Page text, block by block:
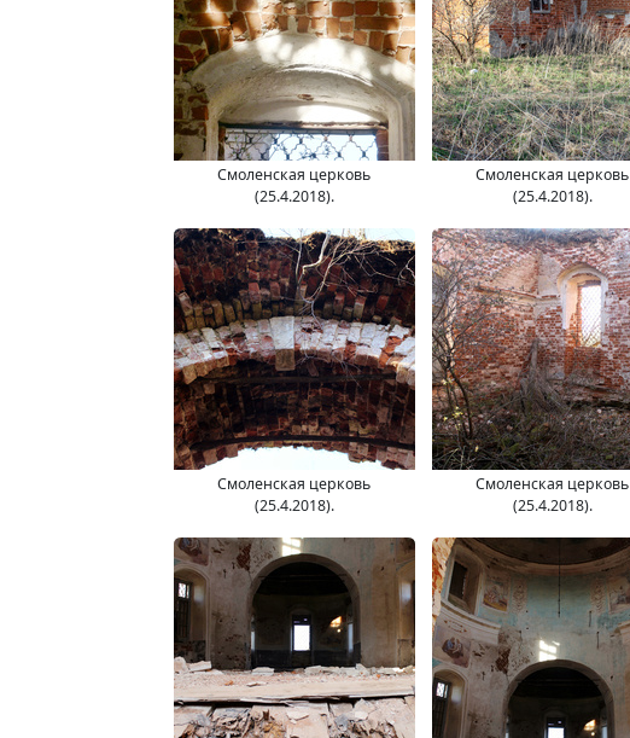
Смоленская церковь
(25.4.2018).
Смоленская церковь
(25.4.2018).
Смоленская церковь
(25.4.2018).
Смоленская церковь
(25.4.2018).